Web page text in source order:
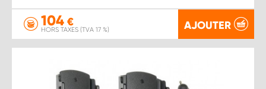
104 €
HORS TAXES (TVA 17 %) AJOUTER